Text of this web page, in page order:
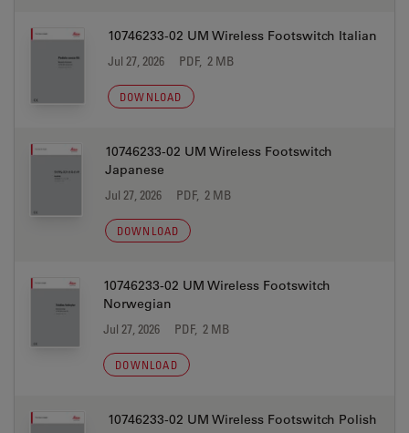
10746233-02 UM Wireless Footswitch Italian
Jul 27, 2026 PDF, 2 MB
DOWNLOAD
10746233-02 UM Wireless Footswitch
Japanese
Jul 27, 2026 PDF, 2 MB
DOWNLOAD
10746233-02 UM Wireless Footswitch
Norwegian
Jul 27, 2026 PDF, 2 MB
DOWNLOAD
10746233-02 UM Wireless Footswitch Polish